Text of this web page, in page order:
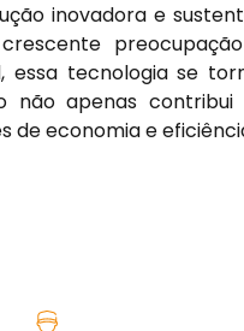
inovadora e
tecnologia se
não apenas
economia e